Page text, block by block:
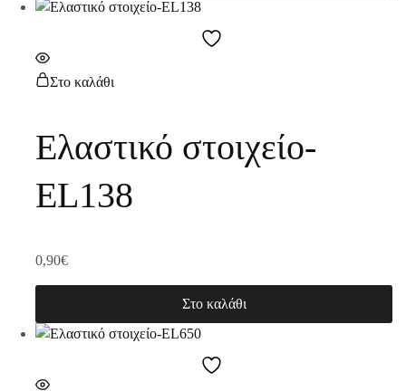
Στο καλάθι
Ελαστικό στοιχείο-
EL138
0,90€
Στο καλάθι